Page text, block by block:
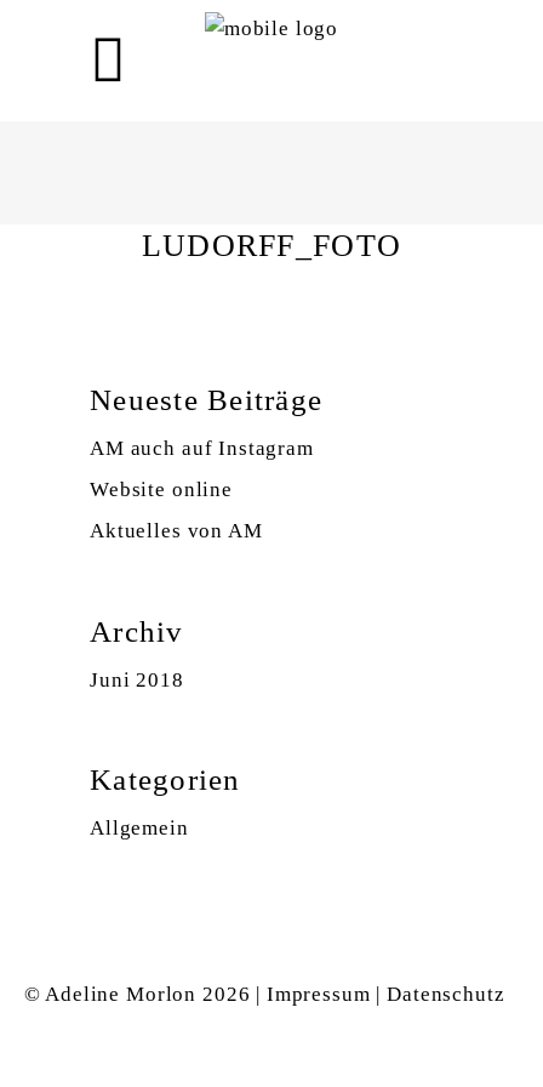
LUDORFF_FOTO
Neueste Beiträge
AM auch auf Instagram
Website online
Aktuelles von AM
Archiv
Juni 2018
Kategorien
Allgemein
© Adeline Morlon 2026 | Impressum |Datenschutz